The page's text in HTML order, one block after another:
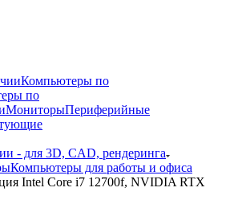
Компьютеры по
по
МониторыПериферийные
- для 3D, CAD, рендеринга
Компьютеры для работы и офиса
Intel Core i7 12700f, NVIDIA RTX